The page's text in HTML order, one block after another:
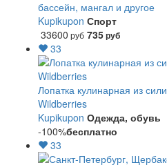
бассейн, мангал и другое
Kupikupon Спорт
33600 руб 735руб
33
Лопатка кулинарная из
Wildberries
Kupikupon Одежда, обувь
-100%бесплатно
33